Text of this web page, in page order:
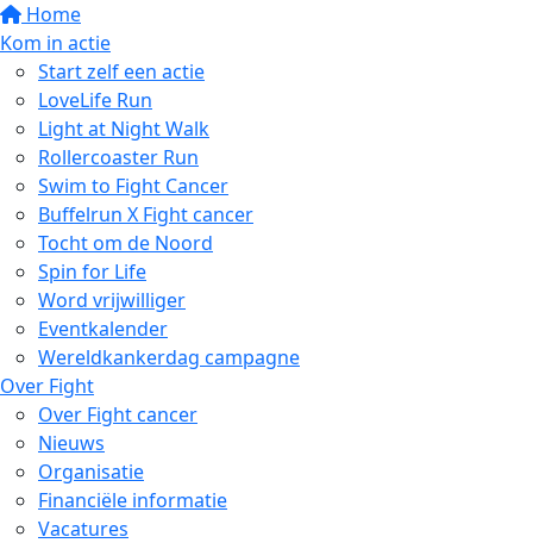
Home
Kom in actie
Start zelf een actie
LoveLife Run
Light at Night Walk
Rollercoaster Run
Swim to Fight Cancer
Buffelrun X Fight cancer
Tocht om de Noord
Spin for Life
Word vrijwilliger
Eventkalender
Wereldkankerdag campagne
Over Fight
Over Fight cancer
Nieuws
Organisatie
Financiële informatie
Vacatures